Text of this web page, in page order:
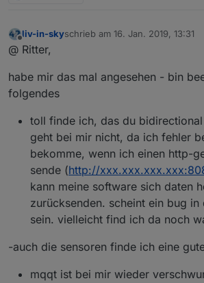
Offline
liv-in-skyschrieb am 16. Jan. 2019, 13:31
zuletzt editiert von
@ Ritter,
habe mir das mal angesehen - bin
folgendes
toll finde ich, das du
geht bei mir nicht, da ich fehler
bekomme, wenn ich einen http-
sende (http://
kann meine software sich daten
zurücksenden. scheint ein bug in
sein. vielleicht find ich da noch
-auch die sensoren finde ich eine
mqqt ist bei mir wieder